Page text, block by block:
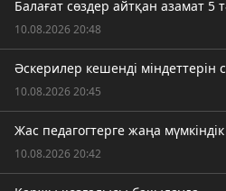
Балағат сөздер айтқан азамат 5
10.08.2026 20:48
Әскерилер кешенді міндеттерін
10.08.2026 20:45
Жас педагогтерге жаңа мүмкіндік
10.08.2026 20:42